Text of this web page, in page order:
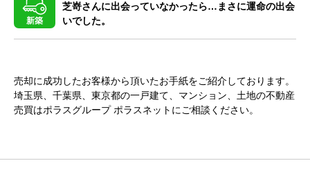
新築
芝嵜さんに出会っていなかったら…まさに運命の出会
いでした。
売却に成功したお客様から頂いたお手紙をご紹介しております。
埼玉県、千葉県、東京都の一戸建て、マンション、土地の不動産
売買はポラスグループ ポラスネットにご相談ください。